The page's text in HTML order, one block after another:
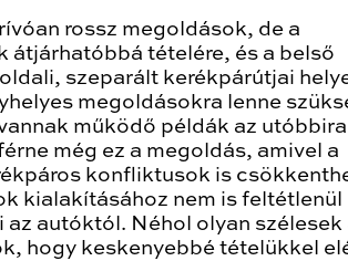
rossz megoldások, de a
átjárhatóbbá tételére, és a belső
szeparált kerékpárútjai
megoldásokra lenne
működő példák az
még ez a megoldás, amivel a
konfliktusok is
kialakításához nem is feltétlenül
az autóktól. Néhol olyan szélesek
hogy keskenyebbé tételükkel